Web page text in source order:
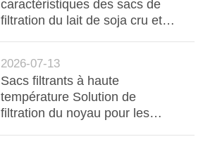
caractéristiques des sacs de
filtration du lait de soja cru et
2026-07-13
Sacs filtrants à haute
température Solution de
filtration du noyau pour les